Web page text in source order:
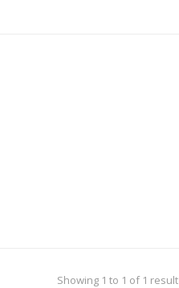
Showing 1 to 1 of 1 result